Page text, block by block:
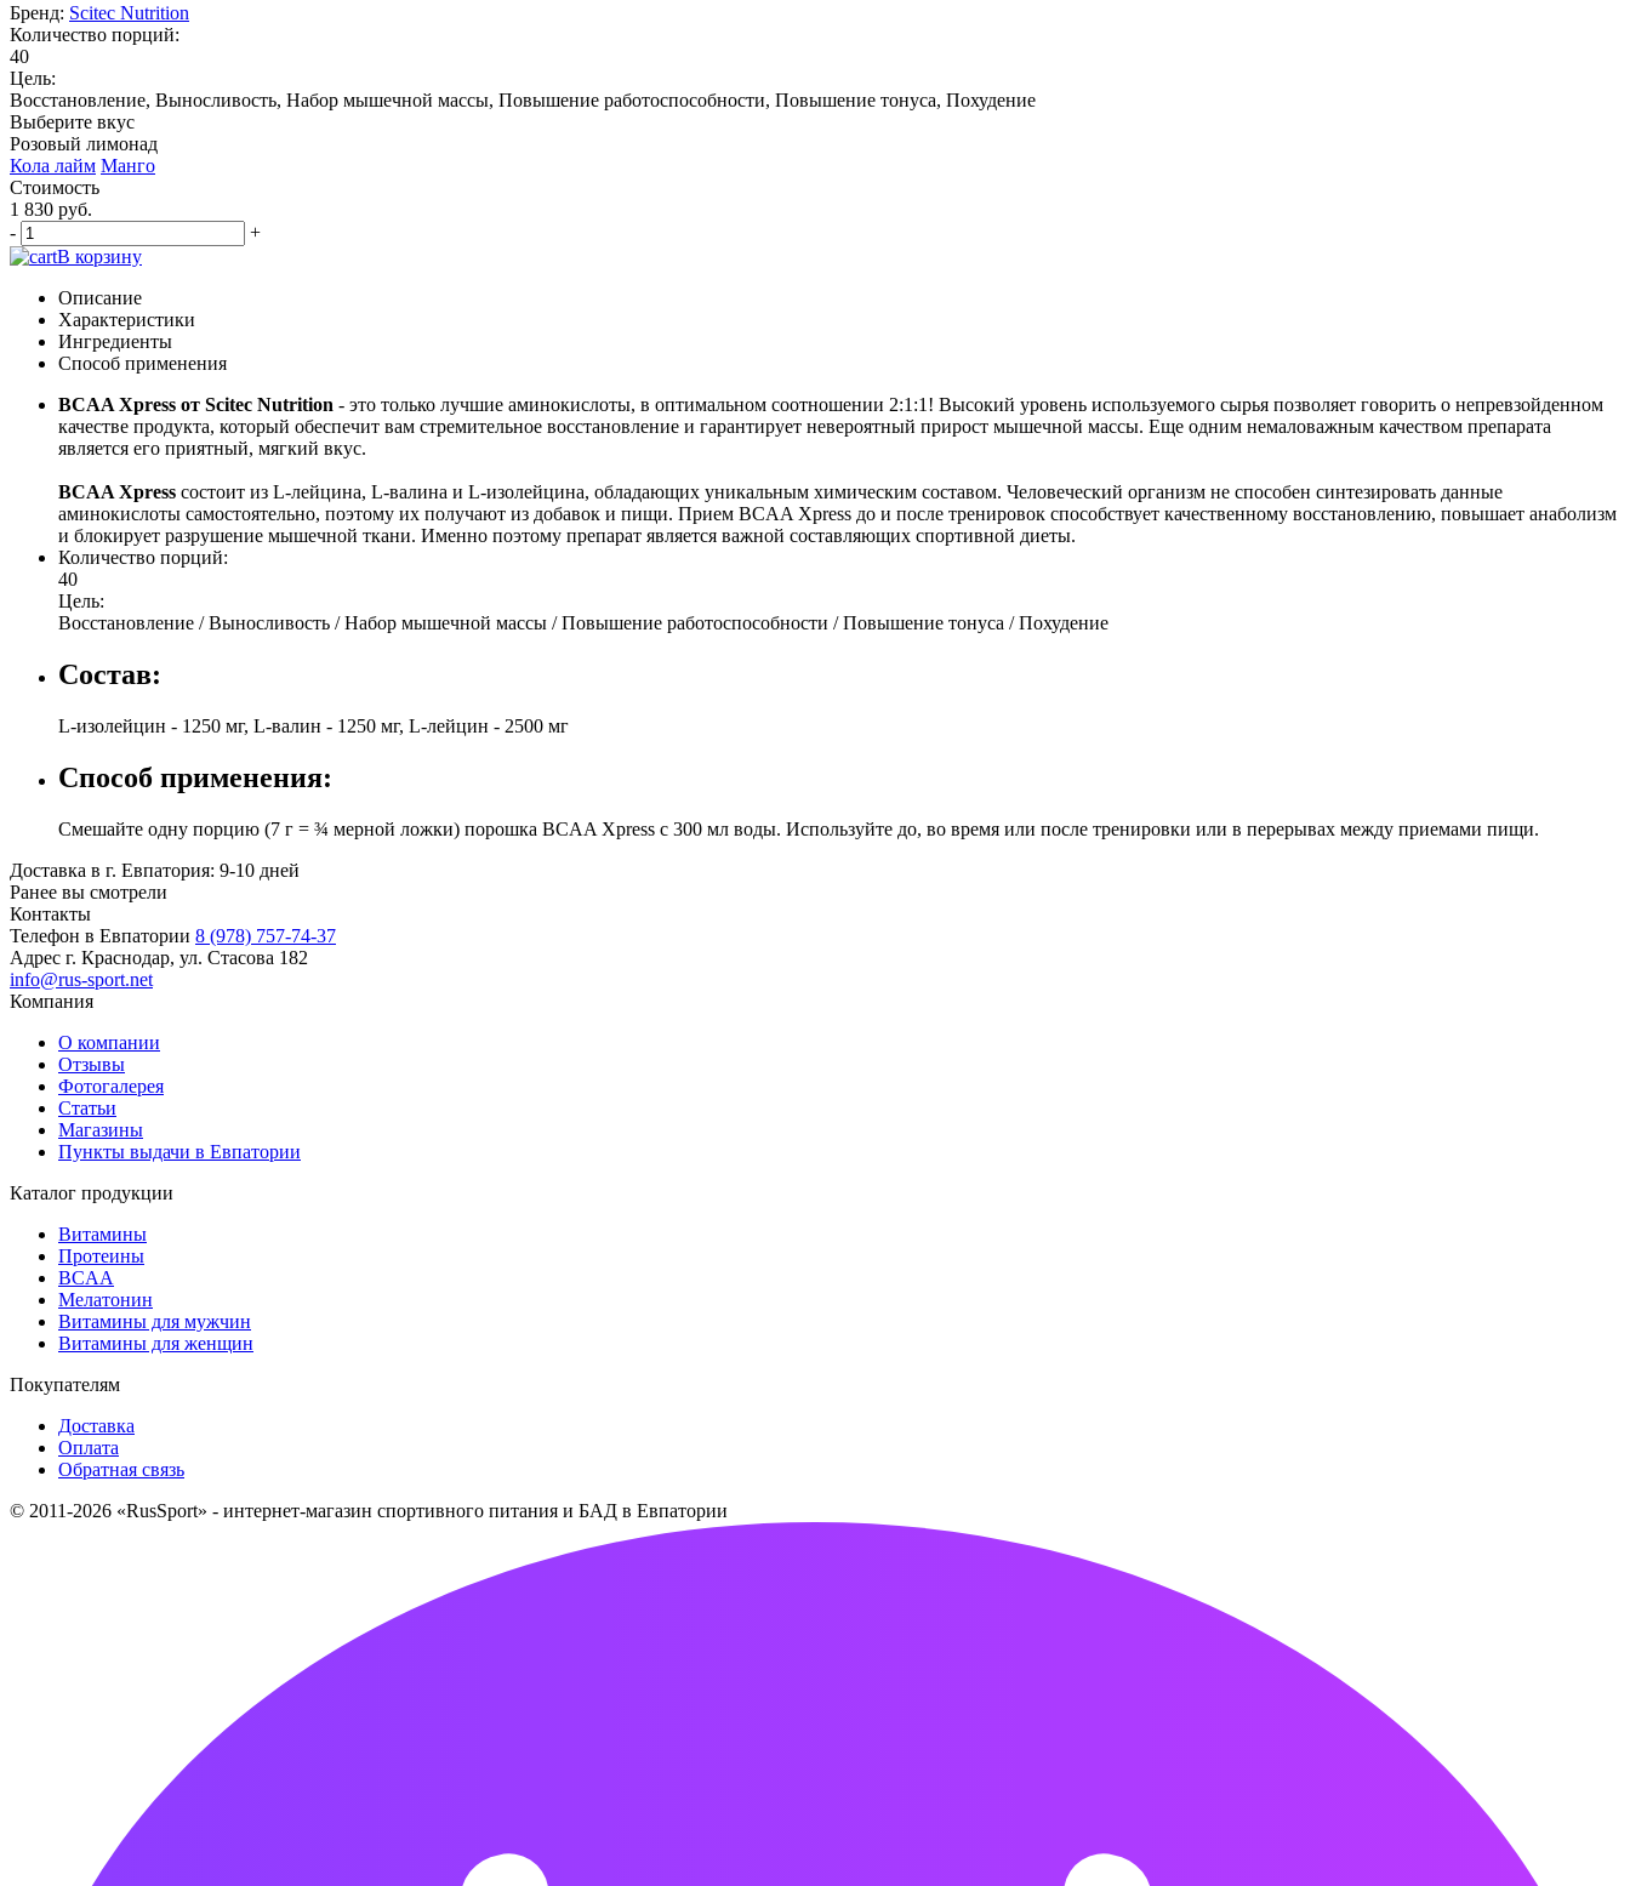
Бренд: Scitec Nutrition
Количество порций:
40
Цель:
Восстановление, Выносливость, Набор мышечной массы, Повышение работоспособности, Повышение тонуса, Похудение
Выберите вкус
Розовый лимонад
Кола лайм Манго
Стоимость
1 830 руб.
-
+
В корзину
Описание
Характеристики
Ингредиенты
Способ применения
BCAA Xpress от Scitec Nutrition - это только лучшие аминокислоты, в оптимальном соотношении 2:1:1! Высокий уровень используемого сырья позволяет говорить о непревзойденном
качестве продукта, который обеспечит вам стремительное восстановление и гарантирует невероятный прирост мышечной массы. Еще одним немаловажным качеством препарата
является его приятный, мягкий вкус.
BCAA Xpress состоит из L-лейцина, L-валина и L-изолейцина, обладающих уникальным химическим составом. Человеческий организм не способен синтезировать данные
аминокислоты самостоятельно, поэтому их получают из добавок и пищи. Прием BCAA Xpress до и после тренировок способствует качественному восстановлению, повышает анаболизм
и блокирует разрушение мышечной ткани. Именно поэтому препарат является важной составляющих спортивной диеты.
Количество порций:
40
Цель:
Восстановление / Выносливость / Набор мышечной массы / Повышение работоспособности / Повышение тонуса / Похудение
Состав:
L-изолейцин - 1250 мг, L-валин - 1250 мг, L-лейцин - 2500 мг
Способ применения:
Смешайте одну порцию (7 г = ¾ мерной ложки) порошка BCAA Xpress с 300 мл воды. Используйте до, во время или после тренировки или в перерывах между приемами пищи.
Доставка в г. Евпатория: 9-10 дней
Ранее вы смотрели
Контакты
Телефон в Евпатории 8 (978) 757-74-37
Адрес г. Краснодар, ул. Стасова 182
info@rus-sport.net
Компания
О компании
Отзывы
Фотогалерея
Статьи
Магазины
Пункты выдачи в Евпатории
Каталог продукции
Витамины
Протеины
BCAA
Мелатонин
Витамины для мужчин
Витамины для женщин
Покупателям
Доставка
Оплата
Обратная связь
© 2011-2026 «RusSport» - интернет-магазин спортивного питания и БАД в Евпатории